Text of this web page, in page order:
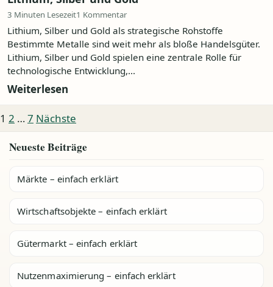
3 Minuten Lesezeit1 Kommentar
Lithium, Silber und Gold als strategische Rohstoffe
Bestimmte Metalle sind weit mehr als bloße Handelsgüter.
Lithium, Silber und Gold spielen eine zentrale Rolle für
technologische Entwicklung,...
Weiterlesen
Seitennummerierung der Beiträge
1 2 …7 Nächste
Neueste Beiträge
Märkte – einfach erklärt
Wirtschaftsobjekte – einfach erklärt
Gütermarkt – einfach erklärt
Nutzenmaximierung – einfach erklärt